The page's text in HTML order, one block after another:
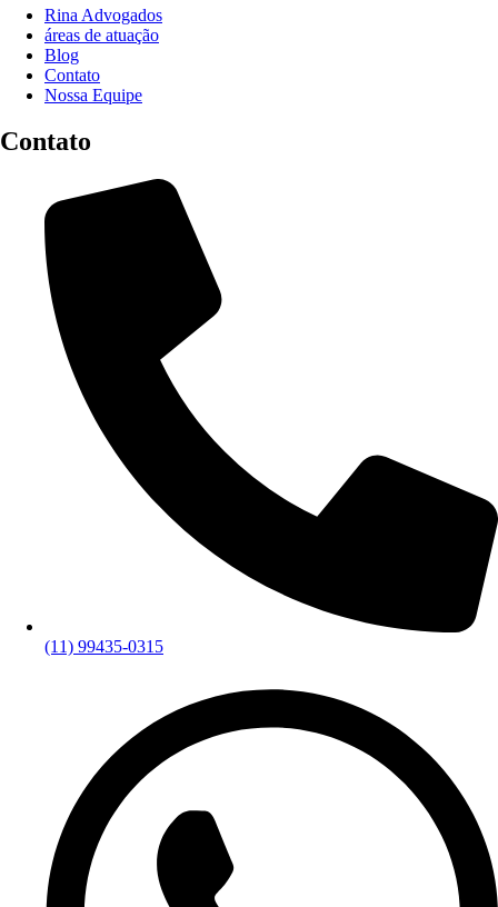
Rina Advogados
áreas de atuação
Blog
Contato
Nossa Equipe
Contato
(11) 99435-0315